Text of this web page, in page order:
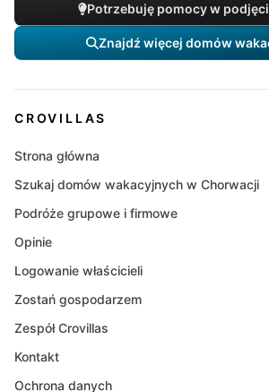
Potrzebuję pomocy w
Znajdź więcej domów
CROVILLAS
Strona główna
Szukaj domów wakacyjnych w Chorwacji
Podróże grupowe i firmowe
Opinie
Logowanie właścicieli
Zostań gospodarzem
Zespół Crovillas
Kontakt
Ochrona danych